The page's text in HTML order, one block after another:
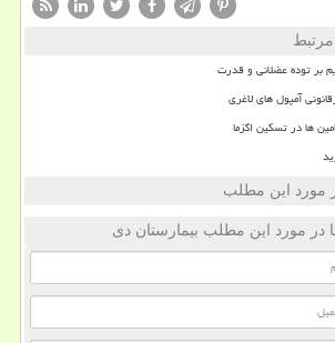
بر توده عضلانی و قدرت
آمپول های لاغری
ها در تسکین اگزما
مورد این مطلب
در مورد این مطلب بیمارستان دی